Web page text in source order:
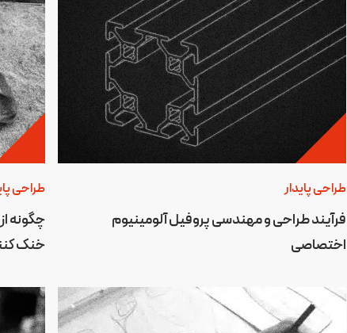
طراحی پایدار
فرآیند طراحی و مهندسی پروفیل آلومینیوم
اختصاصی
طراحی
چگونه
خنک